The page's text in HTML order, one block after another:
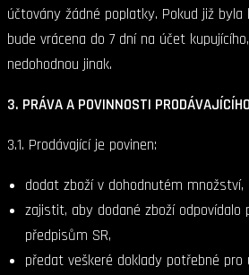
účtovány žádné poplatky. Pokud již byla
bude vrácena do 7 dní na účet
nedohodnou jinak.
3. PRÁVA A POVINNOSTI PRODÁVAJÍCÍHO
3.1. Prodávající je povinen:
dodat zboží v dohodnutém
zajistit, aby dodané zboží odpovídalo
předpisům SR,
předat veškeré doklady potřebné pro